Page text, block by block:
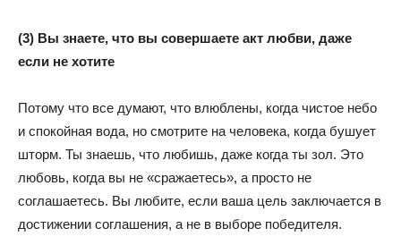
(3) Вы знаете, что вы совершаете акт любви, даже
если не хотите
Потому что все думают, что влюблены, когда чистое небо
и спокойная вода, но смотрите на человека, когда бушует
шторм. Ты знаешь, что любишь, даже когда ты зол. Это
любовь, когда вы не «сражаетесь», а просто не
соглашаетесь. Вы любите, если ваша цель заключается в
достижении соглашения, а не в выборе победителя.